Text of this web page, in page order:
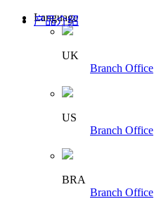
Language
UK
Branch Office
US
Branch Office
BRA
Branch Office
产品介绍